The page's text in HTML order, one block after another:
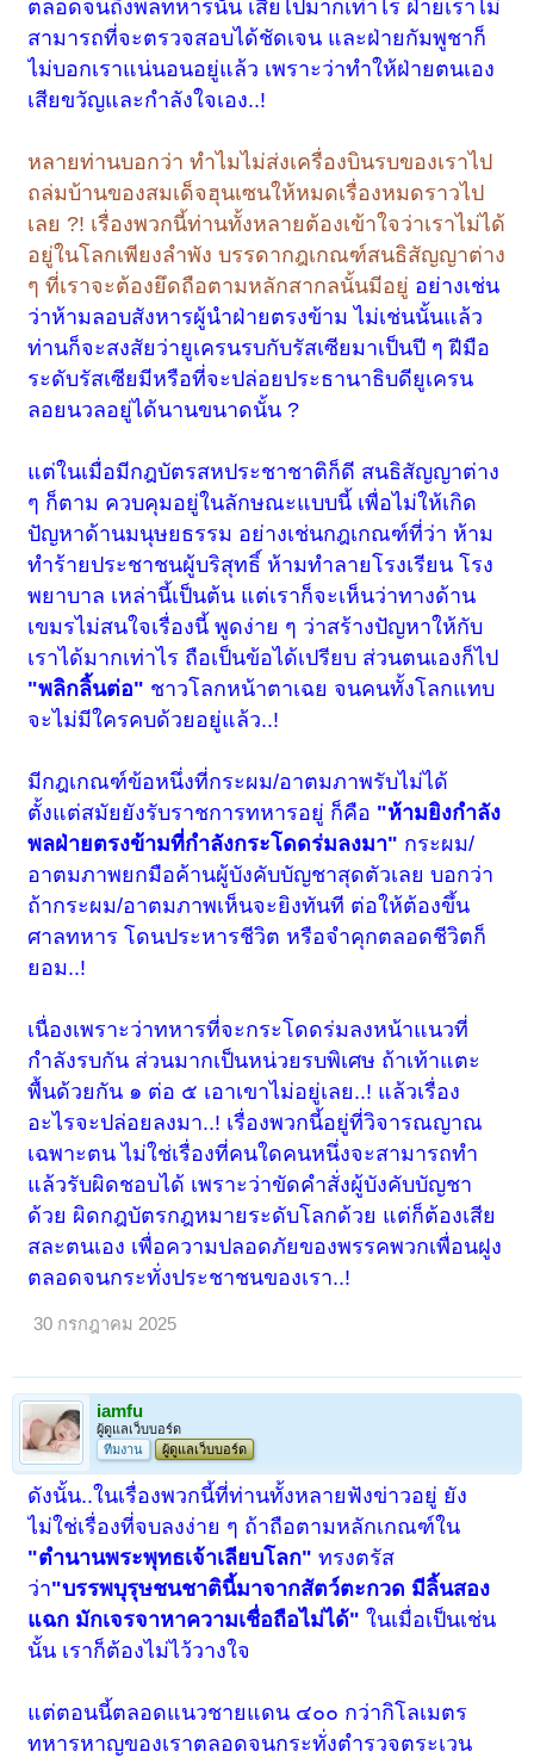
ตลอดจนถึงพลทหารนั้น เสียไปมากเท่าไร ฝ่ายเราไม่
สามารถที่จะตรวจสอบได้ชัดเจน และฝ่ายกัมพูชาก็
ไม่บอกเราแน่นอนอยู่แล้ว เพราะว่าทำให้ฝ่ายตนเอง
เสียขวัญและกำลังใจเอง..!
หลายท่านบอกว่า ทำไมไม่ส่งเครื่องบินรบของเราไป
ถล่มบ้านของสมเด็จฮุนเซนให้หมดเรื่องหมดราวไป
เลย ?! เรื่องพวกนี้ท่านทั้งหลายต้องเข้าใจว่าเราไม่ได้
อยู่ในโลกเพียงลำพัง บรรดากฎเกณฑ์สนธิสัญญาต่าง
ๆ ที่เราจะต้องยึดถือตามหลักสากลนั้นมีอยู่ อย่างเช่น
ว่าห้ามลอบสังหารผู้นำฝ่ายตรงข้าม ไม่เช่นนั้นแล้ว
ท่านก็จะสงสัยว่ายูเครนรบกับรัสเซียมาเป็นปี ๆ ฝีมือ
ระดับรัสเซียมีหรือที่จะปล่อยประธานาธิบดียูเครน
ลอยนวลอยู่ได้นานขนาดนั้น ?
แต่ในเมื่อมีกฎบัตรสหประชาชาติก็ดี สนธิสัญญาต่าง
ๆ ก็ตาม ควบคุมอยู่ในลักษณะแบบนี้ เพื่อไม่ให้เกิด
ปัญหาด้านมนุษยธรรม อย่างเช่นกฎเกณฑ์ที่ว่า ห้าม
ทำร้ายประชาชนผู้บริสุทธิ์ ห้ามทำลายโรงเรียน โรง
พยาบาล เหล่านี้เป็นต้น แต่เราก็จะเห็นว่าทางด้าน
เขมรไม่สนใจเรื่องนี้ พูดง่าย ๆ ว่าสร้างปัญหาให้กับ
เราได้มากเท่าไร ถือเป็นข้อได้เปรียบ ส่วนตนเองก็ไป
"พลิกลิ้นต่อ" ชาวโลกหน้าตาเฉย จนคนทั้งโลกแทบ
จะไม่มีใครคบด้วยอยู่แล้ว..!
มีกฎเกณฑ์ข้อหนึ่งที่กระผม/อาตมภาพรับไม่ได้
ตั้งแต่สมัยยังรับราชการทหารอยู่ ก็คือ "ห้ามยิงกำลัง
พลฝ่ายตรงข้ามที่กำลังกระโดดร่มลงมา" กระผม/
อาตมภาพยกมือค้านผู้บังคับบัญชาสุดตัวเลย บอกว่า
ถ้ากระผม/อาตมภาพเห็นจะยิงทันที ต่อให้ต้องขึ้น
ศาลทหาร โดนประหารชีวิต หรือจำคุกตลอดชีวิตก็
ยอม..!
เนื่องเพราะว่าทหารที่จะกระโดดร่มลงหน้าแนวที่
กำลังรบกัน ส่วนมากเป็นหน่วยรบพิเศษ ถ้าเท้าแตะ
พื้นด้วยกัน ๑ ต่อ ๕ เอาเขาไม่อยู่เลย..! แล้วเรื่อง
อะไรจะปล่อยลงมา..! เรื่องพวกนี้อยู่ที่วิจารณญาณ
เฉพาะตน ไม่ใช่เรื่องที่คนใดคนหนึ่งจะสามารถทำ
แล้วรับผิดชอบได้ เพราะว่าขัดคำสั่งผู้บังคับบัญชา
ด้วย ผิดกฎบัตรกฎหมายระดับโลกด้วย แต่ก็ต้องเสีย
สละตนเอง เพื่อความปลอดภัยของพรรคพวกเพื่อนฝูง
ตลอดจนกระทั่งประชาชนของเรา..!
30 กรกฎาคม 2025
iamfu
ผู้ดูแลเว็บบอร์ด
ทีมงาน
ผู้ดูแลเว็บบอร์ด
ดังนั้น..ในเรื่องพวกนี้ที่ท่านทั้งหลายฟังข่าวอยู่ ยัง
ไม่ใช่เรื่องที่จบลงง่าย ๆ ถ้าถือตามหลักเกณฑ์ใน
"ตำนานพระพุทธเจ้าเลียบโลก" ทรงตรัส
ว่า"บรรพบุรุษชนชาตินี้มาจากสัตว์ตะกวด มีลิ้นสอง
แฉก มักเจรจาหาความเชื่อถือไม่ได้" ในเมื่อเป็นเช่น
นั้น เราก็ต้องไม่ไว้วางใจ
แต่ตอนนี้ตลอดแนวชายแดน ๔๐๐ กว่ากิโลเมตร
ทหารหาญของเราตลอดจนกระทั่งตำรวจตระเวน